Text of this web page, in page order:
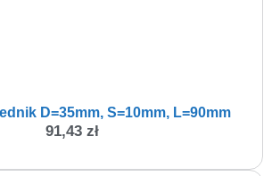
D=35mm, S=10mm, L=90mm
91,43 zł